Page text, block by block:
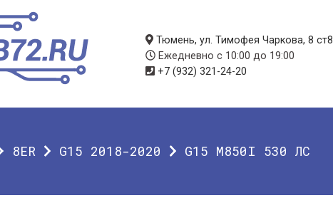
Тюмень, ул. Тимофея Чаркова, 8 ст8
Ежедневно с 10:00 до 19:00
+7 (932) 321-24-20
8ER G15 2018-2020 G15 M850I 530 ЛС